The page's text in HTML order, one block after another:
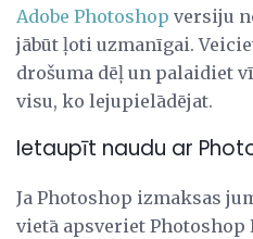
Adobe Photoshop versiju
jābūt ļoti uzmanīgai.
drošuma dēļ un palaidiet
visu, ko lejupielādējat.
Ietaupīt naudu ar
Ja Photoshop izmaksas
vietā apsveriet Photoshop